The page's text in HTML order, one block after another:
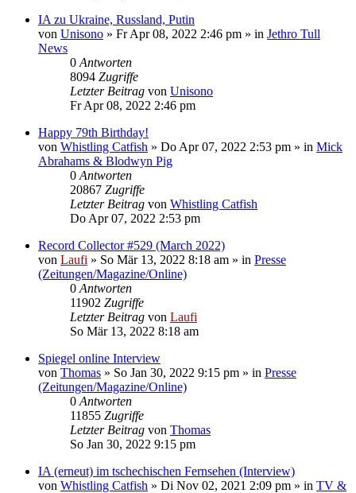
IA zu Ukraine, Russland, Putin
von Unisono » Fr Apr 08, 2022 2:46 pm » in Jethro Tull
News
0 Antworten
8094 Zugriffe
Letzter Beitrag von Unisono
Fr Apr 08, 2022 2:46 pm
Happy 79th Birthday!
von Whistling Catfish » Do Apr 07, 2022 2:53 pm » in Mick
Abrahams & Blodwyn Pig
0 Antworten
20867 Zugriffe
Letzter Beitrag von Whistling Catfish
Do Apr 07, 2022 2:53 pm
Record Collector #529 (March 2022)
von Laufi » So Mär 13, 2022 8:18 am » in Presse
(Zeitungen/Magazine/Online)
0 Antworten
11902 Zugriffe
Letzter Beitrag von Laufi
So Mär 13, 2022 8:18 am
Spiegel online Interview
von Thomas » So Jan 30, 2022 9:15 pm » in Presse
(Zeitungen/Magazine/Online)
0 Antworten
11855 Zugriffe
Letzter Beitrag von Thomas
So Jan 30, 2022 9:15 pm
IA (erneut) im tschechischen Fernsehen (Interview)
von Whistling Catfish » Di Nov 02, 2021 2:09 pm » in TV &